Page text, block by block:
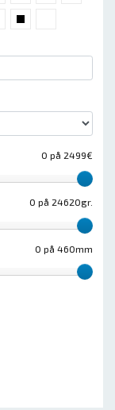
0 på 2499€
0 på 24620gr.
0 på 460mm